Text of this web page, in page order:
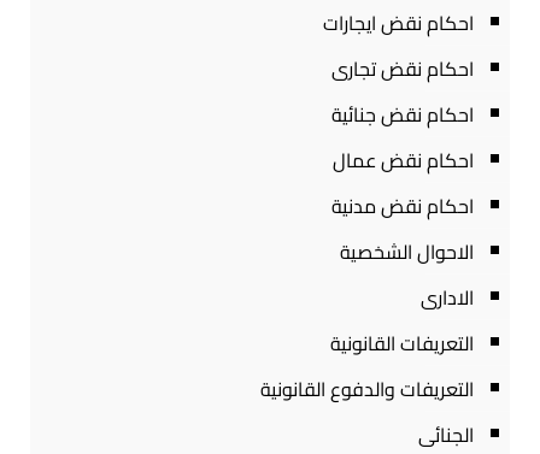
احكام نقض ايجارات
احكام نقض تجارى
احكام نقض جنائية
احكام نقض عمال
احكام نقض مدنية
الاحوال الشخصية
الادارى
التعريفات القانونية
التعريفات والدفوع القانونية
الجنائى